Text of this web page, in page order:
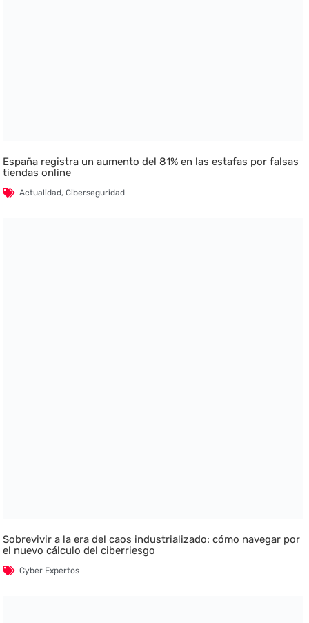
España registra un aumento del 81% en las estafas por falsas
tiendas online
Actualidad,Ciberseguridad
Sobrevivir a la era del caos industrializado: cómo navegar por
el nuevo cálculo del ciberriesgo
Cyber Expertos